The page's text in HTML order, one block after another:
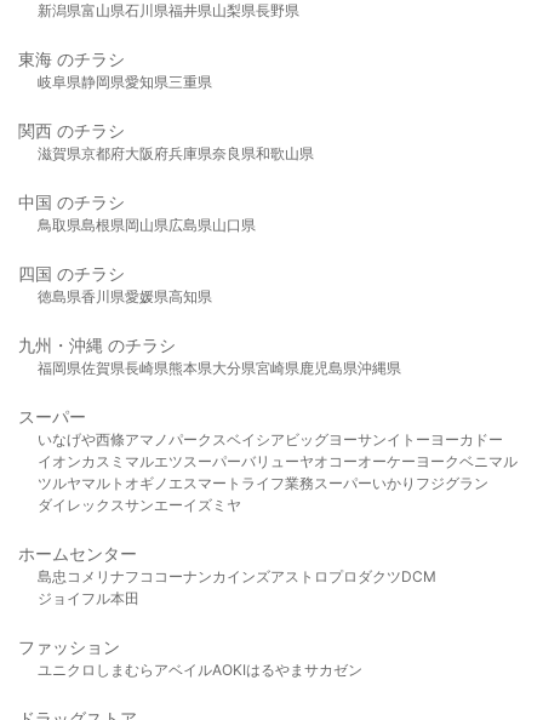
新潟県富山県石川県福井県山梨県長野県
東海 のチラシ
岐阜県静岡県愛知県三重県
関西 のチラシ
滋賀県京都府大阪府兵庫県奈良県和歌山県
中国 のチラシ
鳥取県島根県岡山県広島県山口県
四国 のチラシ
徳島県香川県愛媛県高知県
九州・沖縄 のチラシ
福岡県佐賀県長崎県熊本県大分県宮崎県鹿児島県沖縄県
スーパー
いなげや西條アマノパークスベイシア ビッグヨーサンイトーヨーカドー
イオンカスミ マルエツスーパーバリューヤオコーオーケー ヨークベニマル
ツルヤマルト オギノ エスマート ライフ業務スーパーいかり フジグラン
ダイレックスサンエーイズミヤ
ホームセンター
島忠 コメリ ナフコ コーナンカインズアストロプロダクツDCM
ジョイフル本田
ファッション
ユニクロ しまむら アベイルAOKIはるやま サカゼン